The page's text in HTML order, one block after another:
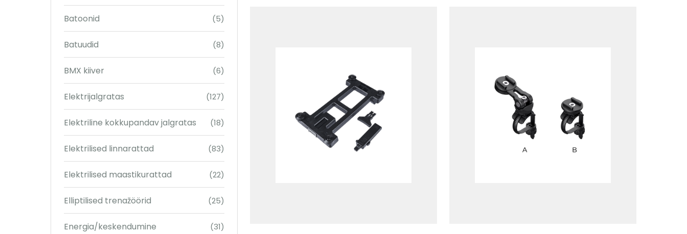
Batoonid (5)
Batuudid (8)
BMX kiiver (6)
Elektrijalgratas (127)
Elektriline kokkupandav jalgratas (18)
Elektrilised linnarattad (83)
Elektrilised maastikurattad (22)
Elliptilised trenažöörid (25)
Energia/keskendumine (31)